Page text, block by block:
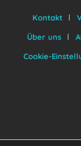
Kontakt
Über uns
Cookie-